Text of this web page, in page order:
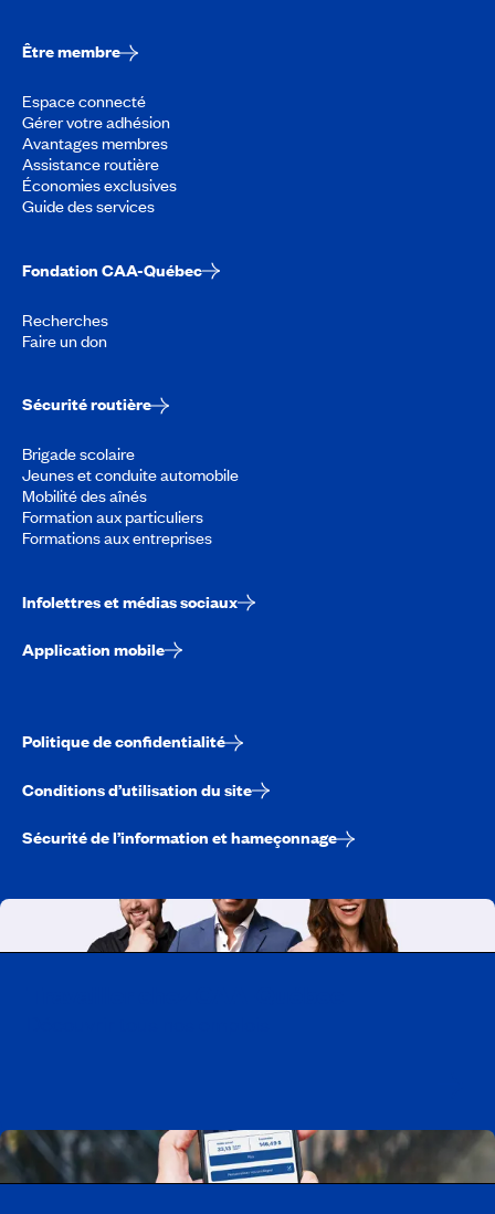
Être membre
Espace connecté
Gérer votre adhésion
Avantages membres
Assistance routière
Économies exclusives
Guide des services
Fondation CAA-Québec
Recherches
Faire un don
Sécurité routière
Brigade scolaire
Jeunes et conduite automobile
Mobilité des aînés
Formation aux particuliers
Formations aux entreprises
Infolettres et médias sociaux
Application mobile
Politique de confidentialité
Conditions d’utilisation du site
Sécurité de l’information et hameçonnage